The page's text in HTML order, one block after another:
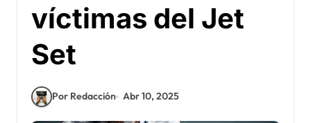
víctimas del Jet
Set
Por Redacción Abr 10, 2025